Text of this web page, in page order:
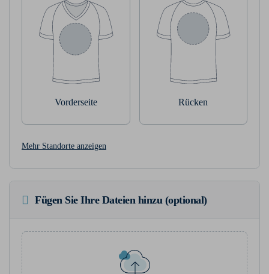
Vorderseite Rücken
Mehr Standorte anzeigen
Fügen Sie Ihre Dateien hinzu (optional)